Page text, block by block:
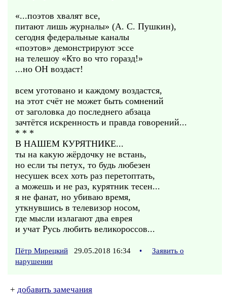
«...поэтов хвалят все,
питают лишь журналы» (А. С. Пушкин),
сегодня федеральные каналы
«поэтов» демонстрируют эссе
на телешоу «Кто во что горазд!»
...но ОН воздаст!
всем уготовано и каждому воздастся,
на этот счёт не может быть сомнений
от заголовка до последнего абзаца
зачтётся искренность и правда говорений...
* * *
В НАШЕМ КУРЯТНИКЕ...
ты на какую жёрдочку не встань,
но если ты петух, то будь любезен
несушек всех хоть раз перетоптать,
а можешь и не раз, курятник тесен...
я не фанат, но убиваю время,
уткнувшись в телевизор носом,
где мысли излагают два еврея
и учат Русь любить великороссов...
Пётр Мирецкий 29.05.2018 16:34 •
Заявить о
нарушении
+ добавить замечания